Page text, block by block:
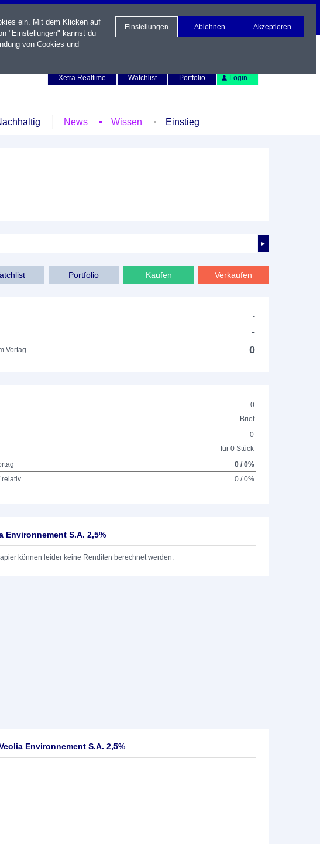
Xetra Realtime
Watchlist Portfolio Login
News Wissen Einstieg
►
Verkaufen
Kaufen
Portfolio
-
-
Vortag 0
0
Brief
0
für 0 Stück
0 / 0%
relativ
0 / 0%
Environnement S.A. 2,5%
können leider keine Renditen berechnet werden.
Environnement S.A. 2,5%
ein. Mit dem Klicken auf
"Einstellungen" kannst du
von Cookies und
Einstellungen Ablehnen Akzeptieren